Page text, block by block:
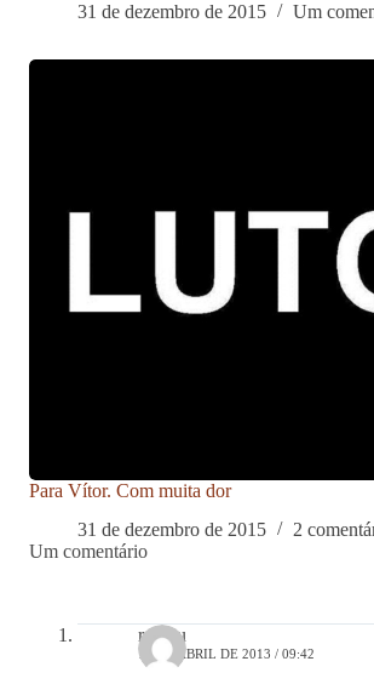
31 de dezembro de 2015
Um
Para Vítor. Com muita dor
31 de dezembro de 2015
2
Um comentário
romeu
19 DE ABRIL DE 2013 / 09:42